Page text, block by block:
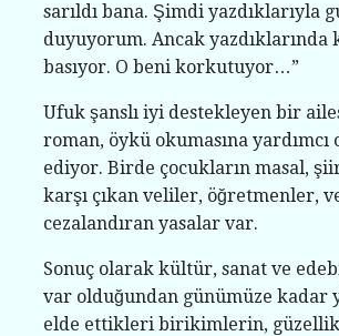
sarıldı bana. Şimdi yazdıklarıyla
duyuyorum. Ancak yazdıklarında
basıyor. O beni korkutuyor…”
Ufuk şanslı iyi destekleyen bir
roman, öykü okumasına
ediyor. Birde çocukların masal,
karşı çıkan veliler, öğretmenler,
cezalandıran yasalar var.
Sonuç olarak kültür, sanat ve
var olduğundan günümüze kadar
elde ettikleri birikimlerin,